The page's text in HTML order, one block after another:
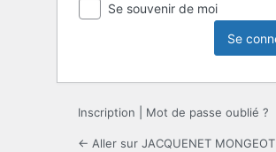
Se souvenir de moi
Inscription Mot de passe oublié ?
← Aller sur JACQUENET MONGEOT